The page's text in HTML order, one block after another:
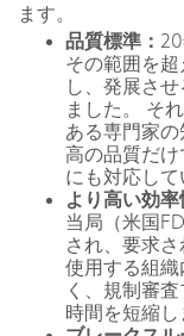
ます。
品質標準：
その範囲を
し、発展さ
ました。 そ
ある専門家
高の品質だ
にも対応して
より高い効率
当局（米国
され、要求
使用する組
く、規制審
時間を短縮し